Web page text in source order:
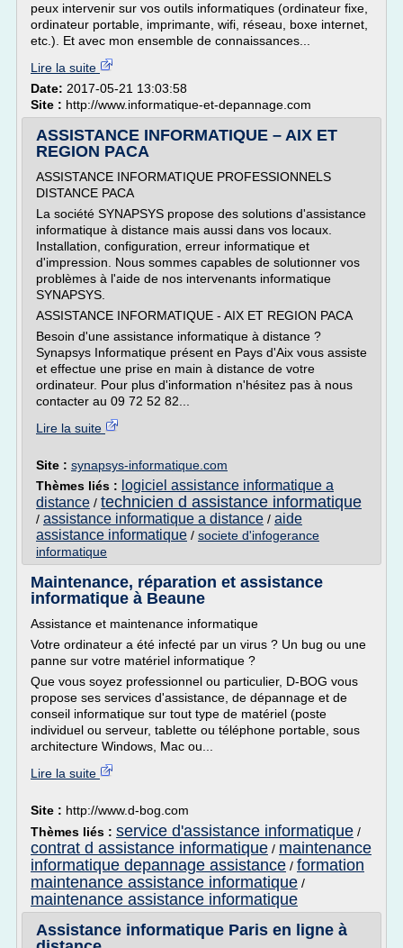
peux intervenir sur vos outils informatiques (ordinateur fixe,
ordinateur portable, imprimante, wifi, réseau, boxe internet,
etc.). Et avec mon ensemble de connaissances...
Lire la suite
Date: 2017-05-21 13:03:58
Site : http://www.informatique-et-depannage.com
ASSISTANCE INFORMATIQUE – AIX ET
REGION PACA
ASSISTANCE INFORMATIQUE PROFESSIONNELS
DISTANCE PACA
La société SYNAPSYS propose des solutions d'assistance
informatique à distance mais aussi dans vos locaux.
Installation, configuration, erreur informatique et
d'impression. Nous sommes capables de solutionner vos
problèmes à l'aide de nos intervenants informatique
SYNAPSYS.
ASSISTANCE INFORMATIQUE - AIX ET REGION PACA
Besoin d'une assistance informatique à distance ?
Synapsys Informatique présent en Pays d'Aix vous assiste
et effectue une prise en main à distance de votre
ordinateur. Pour plus d'information n'hésitez pas à nous
contacter au 09 72 52 82...
Lire la suite
Site : synapsys-informatique.com
Thèmes liés : logiciel assistance informatique a
distance / technicien d assistance informatique
/ assistance informatique a distance / aide
assistance informatique / societe d'infogerance
informatique
Maintenance, réparation et assistance
informatique à Beaune
Assistance et maintenance informatique
Votre ordinateur a été infecté par un virus ? Un bug ou une
panne sur votre matériel informatique ?
Que vous soyez professionnel ou particulier, D-BOG vous
propose ses services d'assistance, de dépannage et de
conseil informatique sur tout type de matériel (poste
individuel ou serveur, tablette ou téléphone portable, sous
architecture Windows, Mac ou...
Lire la suite
Site : http://www.d-bog.com
Thèmes liés : service d'assistance informatique /
contrat d assistance informatique / maintenance
informatique depannage assistance / formation
maintenance assistance informatique /
maintenance assistance informatique
Assistance informatique Paris en ligne à